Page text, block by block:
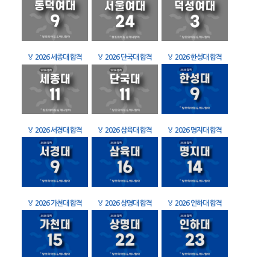
🏅 2026 세종대 합격 🏅 2026 단국대 합격 🏅 2026 한성대 합격
🏅 2026 서경대 합격 🏅 2026 삼육대 합격 🏅 2026 명지대 합격
🏅 2026 가천대 합격 🏅 2026 상명대 합격 🏅 2026 인하대 합격